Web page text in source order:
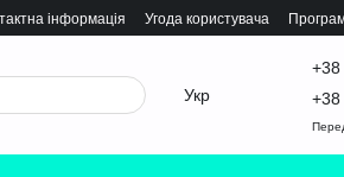
інформація Угода користувача
Укр